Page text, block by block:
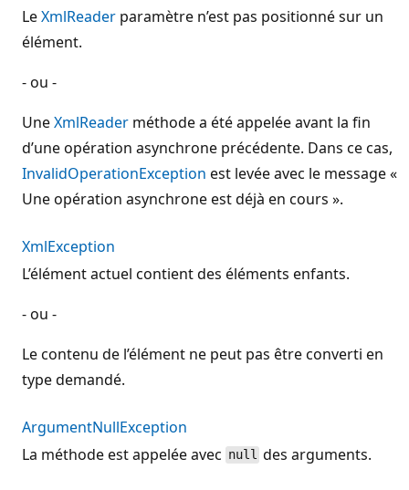
LeXmlReader paramètre n’est pas positionné sur un
élément.
- ou -
UneXmlReader méthode a été appelée avant la fin
d’une opération asynchrone précédente. Dans ce cas,
InvalidOperationException est levée avec le message «
Une opération asynchrone est déjà en cours ».
XmlException
L’élément actuel contient des éléments enfants.
- ou -
Le contenu de l’élément ne peut pas être converti en
type demandé.
ArgumentNullException
La méthode est appelée avec null des arguments.